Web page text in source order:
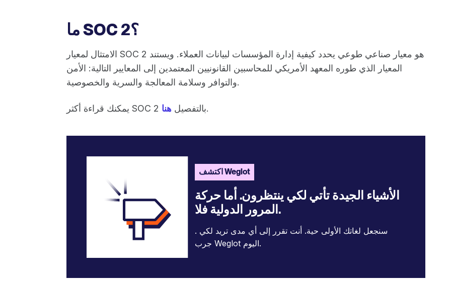
ما SOC 2؟
الامتثال لمعيار SOC 2 هو معيار صناعي طوعي يحدد كيفية إدارة المؤسسات لبيانات العملاء. ويستند
المعيار الذي طوره المعهد الأمريكي للمحاسبين القانونيين المعتمدين إلى المعايير التالية: الأمن
والتوافر وسلامة المعالجة والسرية والخصوصية.
يمكنك قراءة أكثر SOC 2 بالتفصيل هنا .
اكتشف Weglot
الأشياء الجيدة تأتي لكي ينتظرون. أما حركة
المرور الدولية فلا.
سنجعل لغاتك الأولى حية. أنت تقرر إلى أي مدى تريد لكي .
جرب Weglot اليوم.